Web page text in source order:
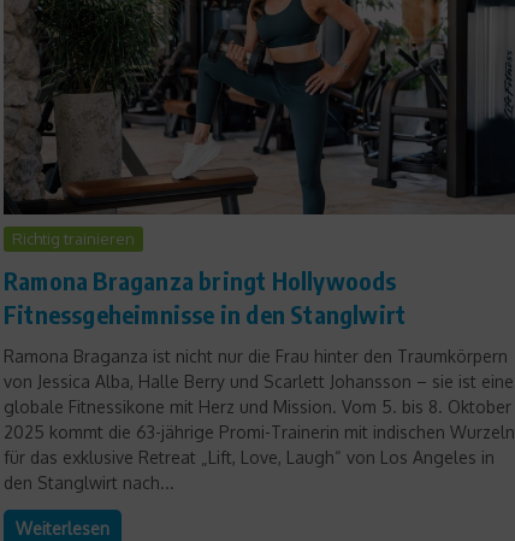
Richtig trainieren
Ramona Braganza bringt Hollywoods
Fitnessgeheimnisse in den Stanglwirt
Ramona Braganza ist nicht nur die Frau hinter den Traumkörpern
von Jessica Alba, Halle Berry und Scarlett Johansson – sie ist eine
globale Fitnessikone mit Herz und Mission. Vom 5. bis 8. Oktober
2025 kommt die 63-jährige Promi-Trainerin mit indischen Wurzeln
für das exklusive Retreat „Lift, Love, Laugh“ von Los Angeles in
den Stanglwirt nach...
Weiterlesen